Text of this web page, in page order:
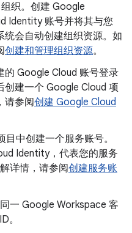
织。创建 Google
Identity 账号并将其与您
统会自动创建组织资源。如
创建和管理组织资源。
的 Google Cloud 账号登录
创建一个 Google Cloud 项
请参阅创建 Google Cloud
中创建一个服务账号。
Identity，代表您的服务
详情，请参阅创建服务账
一 Google Workspace 客
。